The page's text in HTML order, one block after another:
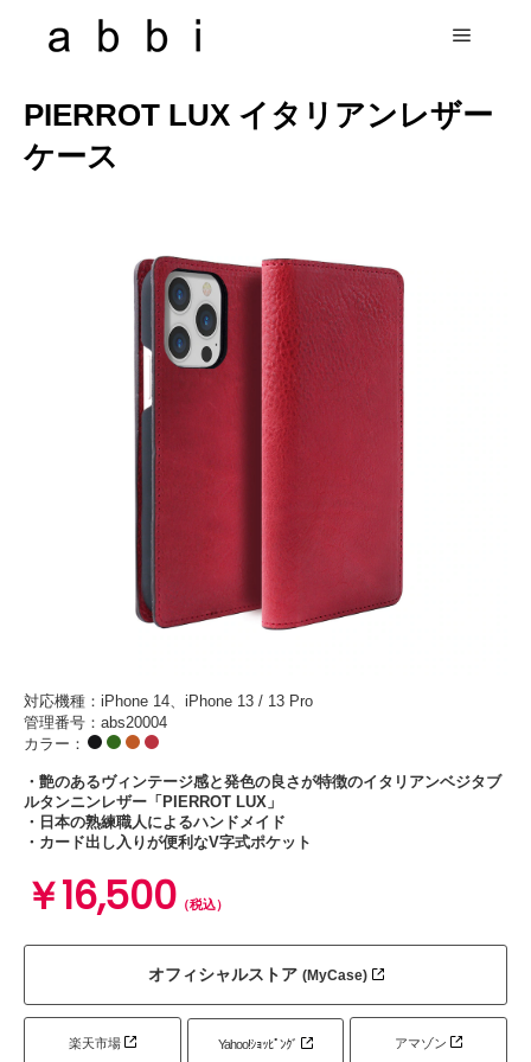
PIERROT LUX イタリアンレザー
ケース
対応機種：iPhone 14、iPhone 13 / 13 Pro
管理番号：abs20004
カラー：
・艶のあるヴィンテージ感と発色の良さが特徴のイタリアンベジタブ
ルタンニンレザー「PIERROT LUX」
・日本の熟練職人によるハンドメイド
・カード出し入りが便利なV字式ポケット
￥16,500 （税込）
オフィシャルストア (MyCase)
楽天市場 Yahoo!ｼｮｯﾋﾟﾝｸﾞ アマゾン